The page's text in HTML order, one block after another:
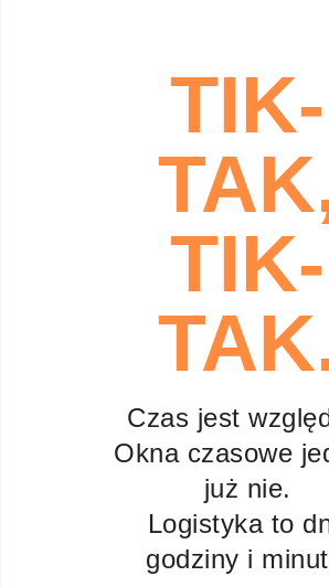
TIK-
TIK-
Czas jest
Okna czasowe
już nie.
Logistyka to
godziny i